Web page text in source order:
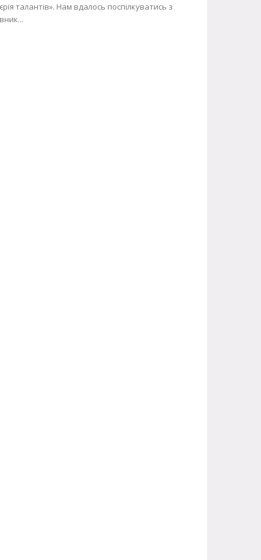
талантів». Нам вдалось поспілкуватись з